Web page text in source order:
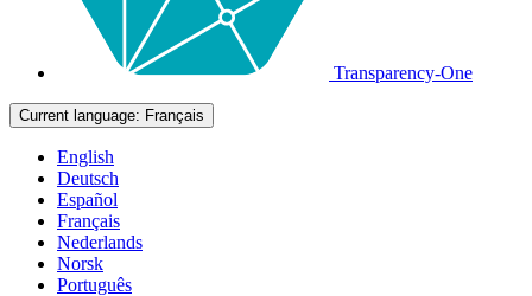
Transparency-One
Current language: Français
English
Deutsch
Español
Français
Nederlands
Norsk
Português